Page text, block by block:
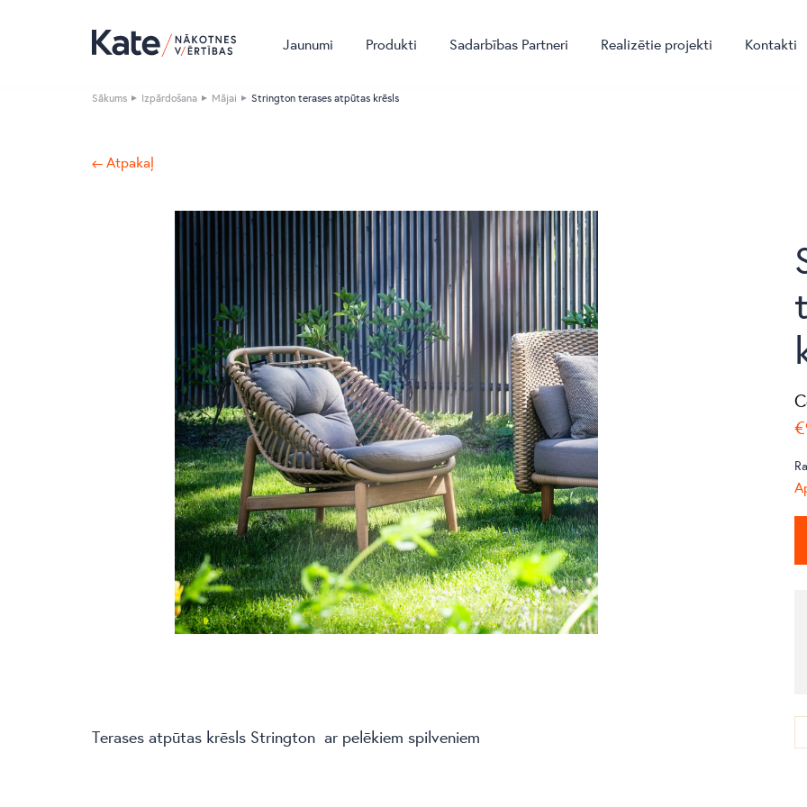
Jaunumi Produkti Sadarbības Partneri Realizētie projekti Kontakti
Sākums Izpārdošana Mājai Strington terases atpūtas krēsls
← Atpakaļ
Terases atpūtas krēsls Strington ar pelēkiem spilveniem